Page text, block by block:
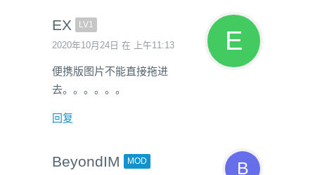
EX LV1
2020年10月24日 在 上午11:13
便携版图片不能直接拖进
去。。。。。。
回复
BeyondIM MOD